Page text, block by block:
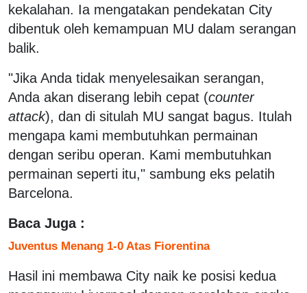
kekalahan. Ia mengatakan pendekatan City
dibentuk oleh kemampuan MU dalam serangan
balik.
"Jika Anda tidak menyelesaikan serangan,
Anda akan diserang lebih cepat (counter
attack), dan di situlah MU sangat bagus. Itulah
mengapa kami membutuhkan permainan
dengan seribu operan. Kami membutuhkan
permainan seperti itu," sambung eks pelatih
Barcelona.
Baca Juga :
Juventus Menang 1-0 Atas Fiorentina
Hasil ini membawa City naik ke posisi kedua